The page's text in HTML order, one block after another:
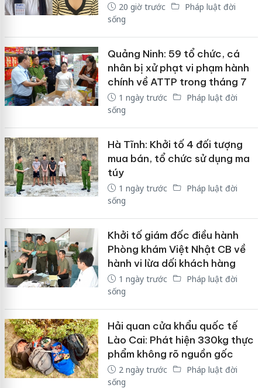
20 giờ trước
Pháp luật đời
sống
Quảng Ninh: 59 tổ chức, cá
nhân bị xử phạt vi phạm hành
chính về ATTP trong tháng 7
1 ngày trước
Pháp luật đời
sống
Hà Tĩnh: Khởi tố 4 đối tượng
mua bán, tổ chức sử dụng ma
túy
1 ngày trước
Pháp luật đời
sống
Khởi tố giám đốc điều hành
Phòng khám Việt Nhật CB về
hành vi lừa dối khách hàng
1 ngày trước
Pháp luật đời
sống
Hải quan cửa khẩu quốc tế
Lào Cai: Phát hiện 330kg thực
phẩm không rõ nguồn gốc
2 ngày trước
Pháp luật đời
sống